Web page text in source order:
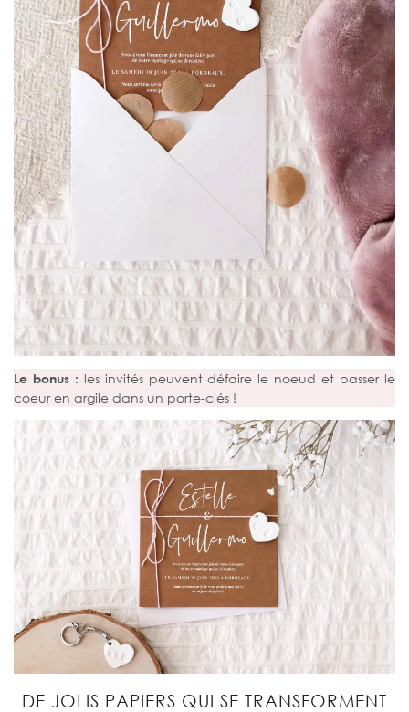
Le bonus : les invités peuvent défaire le noeud et passer le
coeur en argile dans un porte-clés !
DE JOLIS PAPIERS QUI SE TRANSFORMENT